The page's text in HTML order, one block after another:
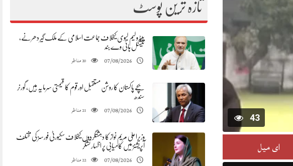
تازہ ترین پوسٹ
پیٹرولیم لیوی کیخلاف جماعت اسلامی کے ملک گیر دھرنے،
نیشنل ہائی وے بند
07/08/2026
20مناظر
بچے پاکستان کا روشن مستقبل اور قوم کا قیمتی سرمایہ ہیں، گورنر
سندھ
07/08/2026
21مناظر
وزیراعلیٰ مریم نواز کا دہشتگردوں کیخلاف سکیورٹی فورسز کی مختلف
آپریشنز میں کامیابی پر اظہار تشکر
07/08/2026
22مناظر
43
ای میل